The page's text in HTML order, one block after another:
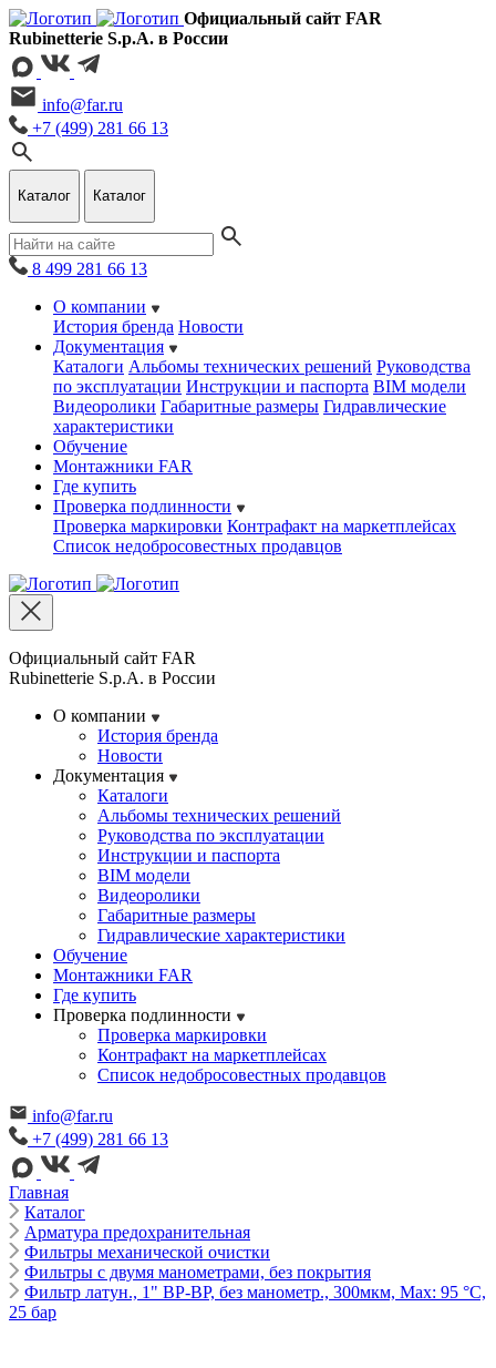
Официальный сайт FAR
Rubinetterie S.p.A. в России
info@far.ru
+7 (499) 281 66 13
Каталог Каталог
8 499 281 66 13
О компании
История бренда Новости
Документация
Каталоги Альбомы технических решений Руководства
по эксплуатации Инструкции и паспорта BIM модели
Видеоролики Габаритные размеры Гидравлические
характеристики
Обучение
Монтажники FAR
Где купить
Проверка подлинности
Проверка маркировки Контрафакт на маркетплейсах
Cписок недобросовестных продавцов
Официальный сайт FAR
Rubinetterie S.p.A. в России
О компании
История бренда
Новости
Документация
Каталоги
Альбомы технических решений
Руководства по эксплуатации
Инструкции и паспорта
BIM модели
Видеоролики
Габаритные размеры
Гидравлические характеристики
Обучение
Монтажники FAR
Где купить
Проверка подлинности
Проверка маркировки
Контрафакт на маркетплейсах
Cписок недобросовестных продавцов
info@far.ru
+7 (499) 281 66 13
Главная
Каталог
Арматура предохранительная
Фильтры механической очистки
Фильтры с двумя манометрами, без покрытия
Фильтр латун., 1" ВР-ВР, без манометр., 300мкм, Max: 95 °C,
25 бар